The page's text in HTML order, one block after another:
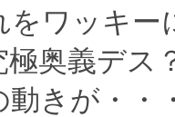
をワッキー
奥義デス
動きが・